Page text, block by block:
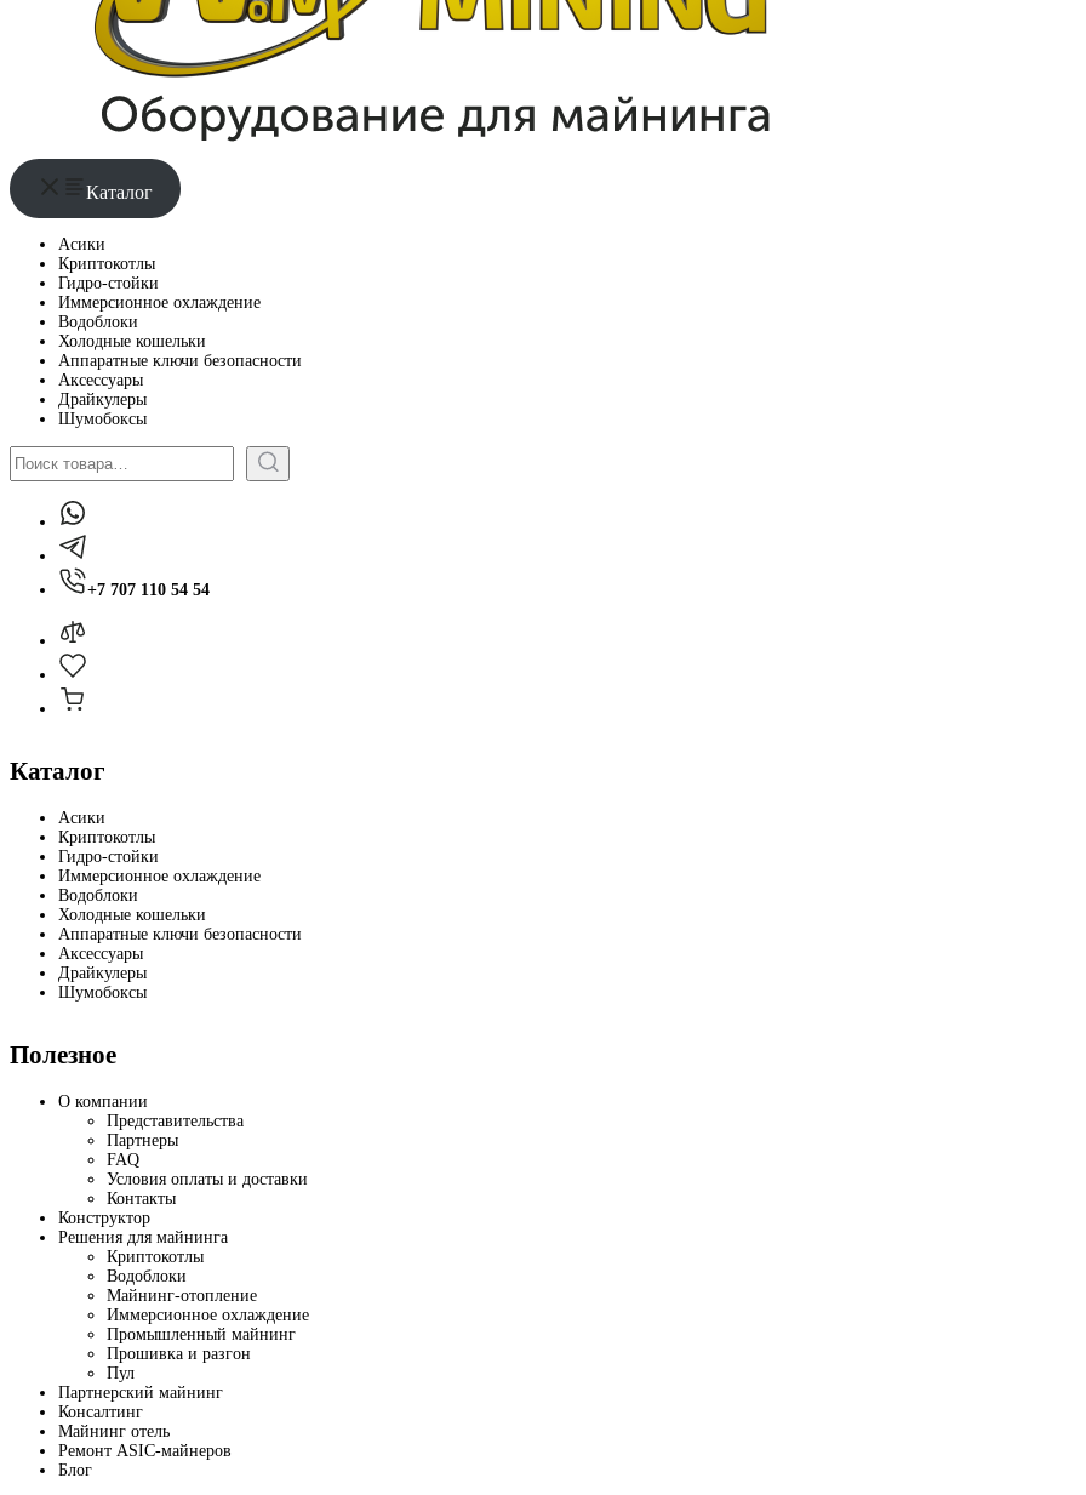
Каталог
Асики
Криптокотлы
Гидро-стойки
Иммерсионное охлаждение
Водоблоки
Холодные кошельки
Аппаратные ключи безопасности
Аксессуары
Драйкулеры
Шумобоксы
Поиск
+7 707 110 54 54
Каталог
Асики
Криптокотлы
Гидро-стойки
Иммерсионное охлаждение
Водоблоки
Холодные кошельки
Аппаратные ключи безопасности
Аксессуары
Драйкулеры
Шумобоксы
Полезное
О компании
Представительства
Партнеры
FAQ
Условия оплаты и доставки
Контакты
Конструктор
Решения для майнинга
Криптокотлы
Водоблоки
Майнинг-отопление
Иммерсионное охлаждение
Промышленный майнинг
Прошивка и разгон
Пул
Партнерский майнинг
Консалтинг
Майнинг отель
Ремонт ASIC-майнеров
Блог